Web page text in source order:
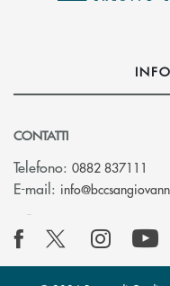
CONTATTI
Telefono: 0882 837111
E-mail: